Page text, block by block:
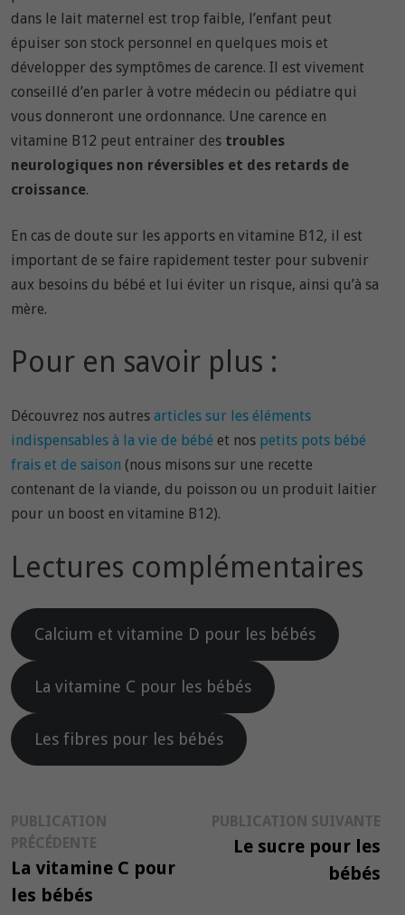
dans le lait maternel est trop faible, l’enfant peut
épuiser son stock personnel en quelques mois et
développer des symptômes de carence. Il est vivement
conseillé d’en parler à votre médecin ou pédiatre qui
vous donneront une ordonnance. Une carence en
vitamine B12 peut entrainer des troubles
neurologiques non réversibles et des retards de
croissance.
En cas de doute sur les apports en vitamine B12, il est
important de se faire rapidement tester pour subvenir
aux besoins du bébé et lui éviter un risque, ainsi qu’à sa
mère.
Pour en savoir plus :
Découvrez nos autresarticles sur les éléments
indispensables à la vie de bébé et nos petits pots bébé
frais et de saison (nous misons sur une recette
contenant de la viande, du poisson ou un produit laitier
pour un boost en vitamine B12).
Lectures complémentaires
Calcium et vitamine D pour les bébés
La vitamine C pour les bébés
Les fibres pour les bébés
Navigation
de
l’article
PUBLICATION
PRÉCÉDENTE
précédente :
La vitamine C pour
les bébés
PUBLICATION SUIVANTE
Le sucre pour les
bébés